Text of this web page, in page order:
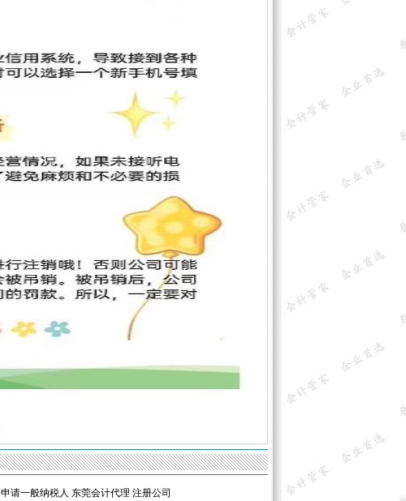
申请一般纳税人 东莞会计代理 注册公司